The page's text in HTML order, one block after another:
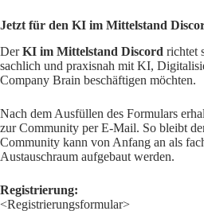
Jetzt für den KI im Mittelstand
DerKI im Mittelstand Discord richtet
sachlich und praxisnah mit KI,
Company Brain beschäftigen möchten.
Nach dem Ausfüllen des Formulars
zur Community per E-Mail. So bleibt
Community kann von Anfang an als
Austauschraum aufgebaut werden.
Registrierung:
<Registrierungsformular>